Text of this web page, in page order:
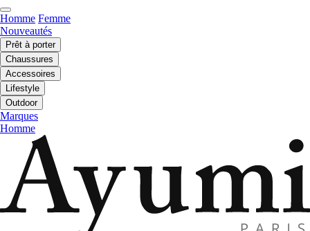
Homme Femme
Nouveautés
Prêt à porter
Chaussures
Accessoires
Lifestyle
Outdoor
Marques
Homme